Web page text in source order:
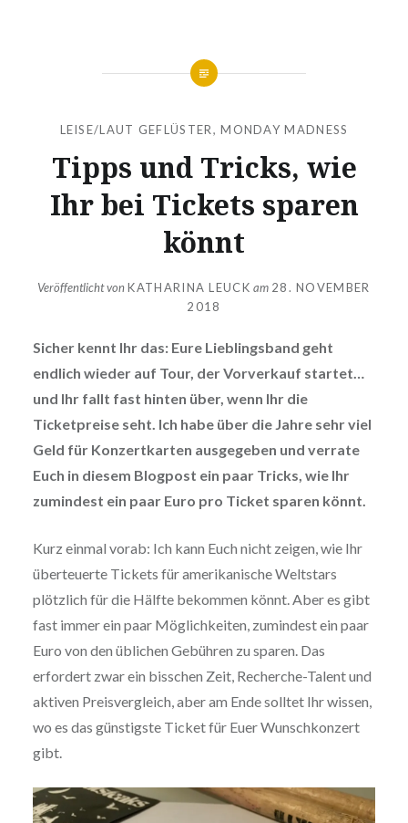
LEISE/LAUT GEFLÜSTER,MONDAY MADNESS
Tipps und Tricks, wie
Ihr bei Tickets sparen
könnt
Veröffentlicht vonKATHARINA LEUCK am 28. NOVEMBER
2018
Sicher kennt Ihr das: Eure Lieblingsband geht
endlich wieder auf Tour, der Vorverkauf startet…
und Ihr fallt fast hinten über, wenn Ihr die
Ticketpreise seht. Ich habe über die Jahre sehr viel
Geld für Konzertkarten ausgegeben und verrate
Euch in diesem Blogpost ein paar Tricks, wie Ihr
zumindest ein paar Euro pro Ticket sparen könnt.
Kurz einmal vorab: Ich kann Euch nicht zeigen, wie Ihr
überteuerte Tickets für amerikanische Weltstars
plötzlich für die Hälfte bekommen könnt. Aber es gibt
fast immer ein paar Möglichkeiten, zumindest ein paar
Euro von den üblichen Gebühren zu sparen. Das
erfordert zwar ein bisschen Zeit, Recherche-Talent und
aktiven Preisvergleich, aber am Ende solltet Ihr wissen,
wo es das günstigste Ticket für Euer Wunschkonzert
gibt.